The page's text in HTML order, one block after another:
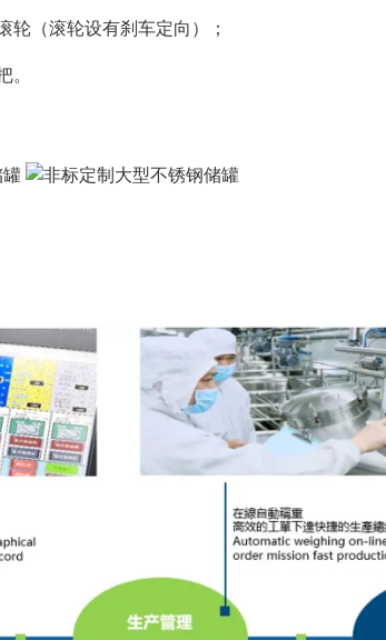
轮（滚轮设有刹车定向）；
。